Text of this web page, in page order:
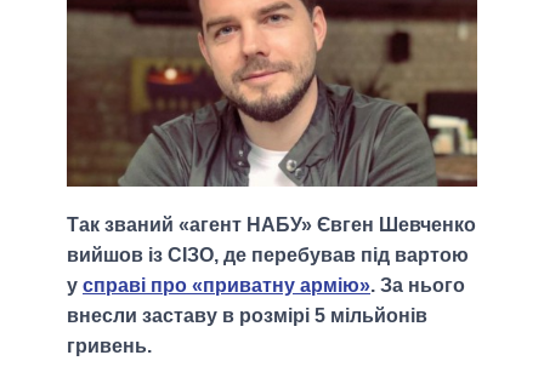
Так званий «агент НАБУ» Євген Шевченко
вийшов із СІЗО, де перебував під вартою
у справі про «приватну армію». За нього
внесли заставу в розмірі 5 мільйонів
гривень.